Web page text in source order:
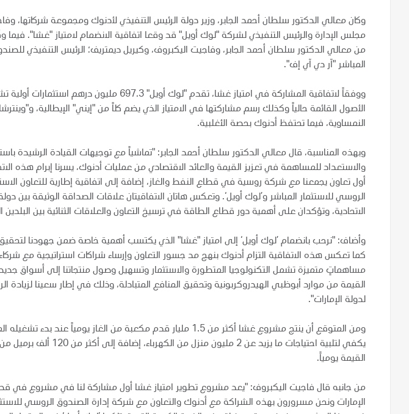
وكان معالي الدكتور سلطان أحمد الجابر، وزير دولة الرئيس التنفيذي لأدنوك ومجموعة شركاتها،
مجلس الإدارة والرئيس التنفيذي لشركة "لوك أويل" قد وقعا اتفاقية الانضمام لامتياز "غشا". فيما
من معالي الدكتور سلطان أحمد الجابر، وفاجيت اليكبروف، وكيريل ديمتريف؛ الرئيس التنفيذي
المباشر "آر دي آي إف".
ووفقاً لاتفاقية المشاركة في امتياز غشا، تقدم "لوك أويل"
الأصول القائمة حالياً وكذلك رسم مشاركتها في الامتياز الذي يضم كلاً من "إيني" الإيطالية،
النمساوية، فيما تحتفظ أدنوك بحصة الأغلبية.
وبهذه المناسبة، قال معالي الدكتور سلطان أحمد الجابر: "تماشياً مع توجيهات القيادة الرشيدة
والاستعداد للمساهمة في تعزيز القيمة والعائد الاقتصادي من عمليات أدنوك، يسرنا إبرام هذه
أول تعاون يجمعنا مع شركة روسية في قطاع النفط والغاز، إضافة إلى اتفاقية إطارية للتعاون
الروسي للاستثمار المباشر و’لوك أويل‘. وتعكس هاتان الاتفاقيتان علاقات الصداقة الوثيقة بين
الاتحادية، وتؤكدان على أهمية دور قطاع الطاقة في ترسيخ التعاون والعلاقات الثنائية بين البلدين
وأضاف: "نرحب بانضمام ’لوك أويل‘ إلى امتياز "غشا" الذي يكتسب أهمية خاصة ضمن جهودنا لتحقيق
كما تعكس هذه الاتفاقية التزام أدنوك بنهج مد جسور التعاون وإرساء شراكات استراتيجية مع
مساهماتٍ متميزة تشمل التكنولوجيا المتطورة والاستثمار وتسهيل وصول منتجاتنا إلى أسواق
القيمة من موارد أبوظبي الهيدروكربونية وتحقيق المنافع المتبادلة، وذلك في إطار سعينا لزيادة
لدولة الإمارات".
يكفي لتلبية احتياجات ما يزيد عن 2
القيمة يومياً.
من جانبه قال فاجيت اليكبروف: "يعد مشروع تطوير امتياز غشا أول مشاركة لنا في مشروع في
الإمارات ونحن مسرورون بهذه الشراكة مع أدنوك والتعاون مع شركة إدارة الصندوق الروسي